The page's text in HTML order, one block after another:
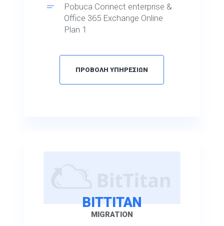
Pobuca Connect enterprise &
Office 365 Exchange Online
Plan 1
Office 365 Business Premium
ΠΡΟΒΟΛΗ ΥΠΗΡΕΣΙΩΝ
BITTITAN
MIGRATION